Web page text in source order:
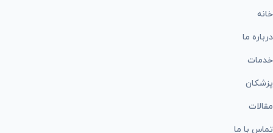
خانه
درباره ما
خدمات
پزشکان
مقالات
تماس با ما